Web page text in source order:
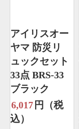
アイリスオー
ヤマ 防災リ
ュックセット
33点 BRS-33
ブラック
6,017 円（税
込）